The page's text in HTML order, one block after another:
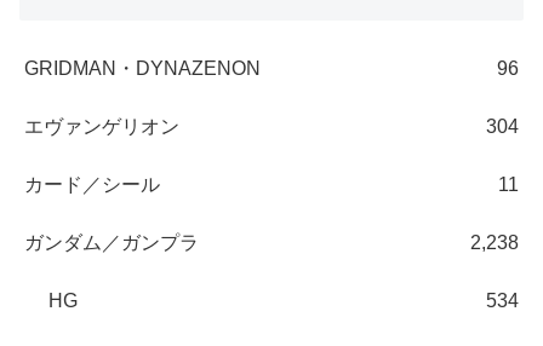
GRIDMAN・DYNAZENON 96
エヴァンゲリオン 304
カード／シール 11
ガンダム／ガンプラ 2,238
HG 534